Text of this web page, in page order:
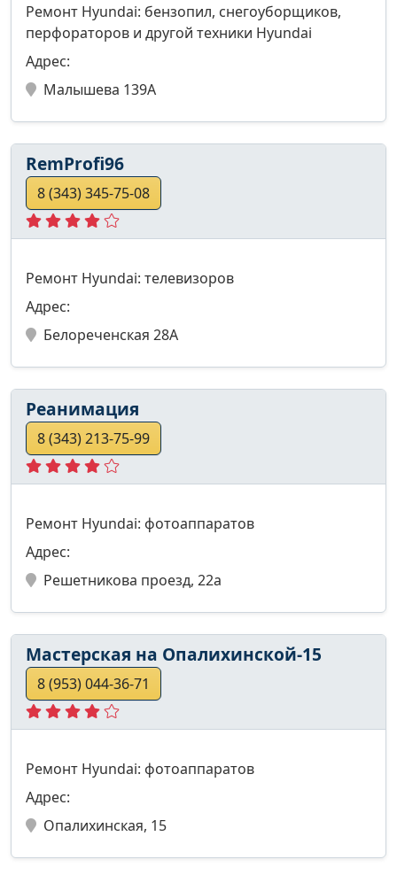
Ремонт Hyundai: бензопил, снегоуборщиков,
перфораторов и другой техники Hyundai
Адрес:
Малышева 139А
RemProfi96
8 (343) 345-75-08
Ремонт Hyundai: телевизоров
Адрес:
Белореченская 28А
Реанимация
8 (343) 213-75-99
Ремонт Hyundai: фотоаппаратов
Адрес:
Решетникова проезд, 22а
Мастерская на Опалихинской-15
8 (953) 044-36-71
Ремонт Hyundai: фотоаппаратов
Адрес:
Опалихинская, 15